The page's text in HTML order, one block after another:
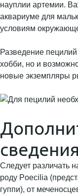
науплии артемии.
аквариуме для
условиям
Разведение
хобби, но и
новые экземпляры
сведения
Следует различать
роду Poecilia
гуппи), от